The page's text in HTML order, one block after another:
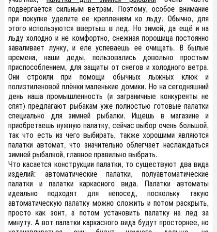
подвергается сильным ветрам. Поэтому, особое внимание
при покупке уделите ее креплениям ко льду. Обычно, для
этого используются ввертыш в лед. Но зимой, да ещё и на
льду холодно и не комфортно, снежная порошица постоянно
заваливает лунку, и еле успеваешь её очищать. В былые
времена, наши деды, пользовались довольно простым
приспособлением, для защиты от снегов и холодного ветра.
Они строили при помощи обычных лыжных клюк и
полиэтиленовой плёнки маленькие домики. Но на сегодняшний
день наша промышленность (и заграничные конкуренты не
спят) предлагают рыбакам уже полностью готовые палатки
специально для зимней рыбалки. Ищешь в магазине и
приобретаешь нужную палатку, сейчас выбор очень большой,
так что есть из чего выбирать, также хорошими являются
палатки автомат, что значительно облегчает наслаждаться
зимней рыбалкой, главное правильно выбрать.
Что касается конструкции палатки, то существуют два вида
изделий: автоматические палатки, полуавтоматические
палатки и палатки каркасного вида. Палатки автоматы
идеально подходят для непосед, поскольку такую
автоматическую палатку можно сложить и потом раскрыть,
просто как зонт, а потом установить палатку на лед за
минуту. А вот палатки каркасного вида будут просторнее, но